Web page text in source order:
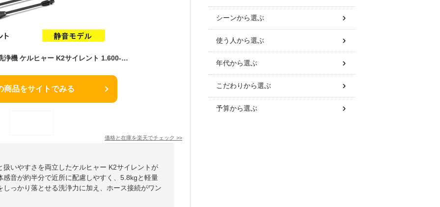
【即納在庫品】 高圧洗浄機 ケルヒャー K2サイレント 1.600-920.0 静音 家庭用 高性能 高圧 洗浄機 洗車 ホイール汚れ 掃除 清掃 洗浄 網戸 窓 浴室 お風呂 ベランダ 玄関 節水 時短 ベンチ ウッドデッキ外壁 家まわり karcher
商品をサイトでみる
価格と在庫を楽天でチェック >>
いやすさを両立したケルヒャー K2サイレントが
音が約半分で近所に配慮しやすく、5.8kgと軽量
っかり落とせる洗浄力に加え、ホース接続がワン
シーンから選ぶ
使う人から選ぶ
年代から選ぶ
こだわりから選ぶ
予算から選ぶ